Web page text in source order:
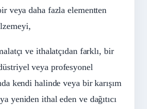
veya daha fazla elementten
ve ithalatçıdan farklı, bir
veya profesyonel
kendi halinde veya bir karışım
yeniden ithal eden ve dağıtıcı